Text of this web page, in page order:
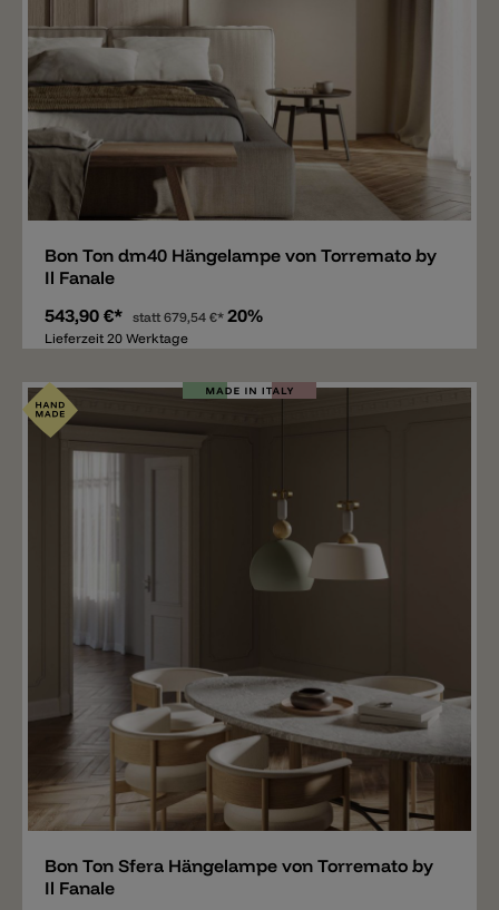
Merken
Bon Ton dm40 Hängelampe von Torremato by
Il Fanale
543,90 €* statt679,54 €* 20%
Lieferzeit 20 Werktage
Bon Ton Sfera Hängelampe von Torremato by
Il Fanale